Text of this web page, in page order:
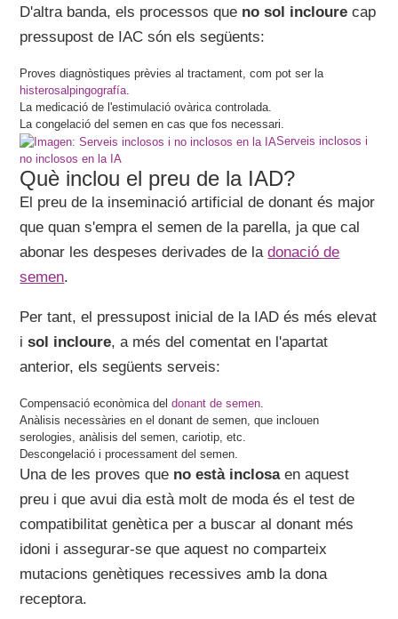
D'altra banda, els processos que no sol incloure cap
pressupost de IAC són els següents:
Proves diagnòstiques prèvies al tractament, com pot ser la
histerosalpingografía.
La medicació de l'estimulació ovàrica controlada.
La congelació del semen en cas que fos necessari.
Serveis inclosos i
no inclosos en la IA
Què inclou el preu de la IAD?
El preu de la inseminació artificial de donant és major
que quan s'empra el semen de la parella, ja que cal
abonar les despeses derivades de ladonació de
semen.
Per tant, el pressupost inicial de la IAD és més elevat
isol incloure, a més del comentat en l'apartat
anterior, els següents serveis:
Compensació econòmica deldonant de semen.
Anàlisis necessàries en el donant de semen, que inclouen
serologies, anàlisis del semen, cariotip, etc.
Descongelació i processament del semen.
Una de les proves que no està inclosaen aquest
preu i que avui dia està molt de moda és el test de
compatibilitat genètica per a buscar al donant més
idoni i assegurar-se que aquest no comparteix
mutacions genètiques recessives amb la dona
receptora.